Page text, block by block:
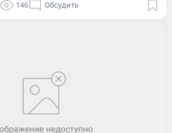
146 Обсудить